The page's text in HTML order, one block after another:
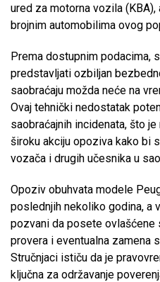
ured za motorna vozila
brojnim automobilima ovog
Prema dostupnim podacima,
predstavljati ozbiljan
saobraćaju možda neće na
Ovaj tehnički nedostatak
saobraćajnih incidenata, što
široku akciju opoziva kako bi
vozača i drugih učesnika u
Opoziv obuhvata modele
poslednjih nekoliko godina, a
pozvani da posete
provera i eventualna zamena
Stručnjaci ističu da je
ključna za održavanje